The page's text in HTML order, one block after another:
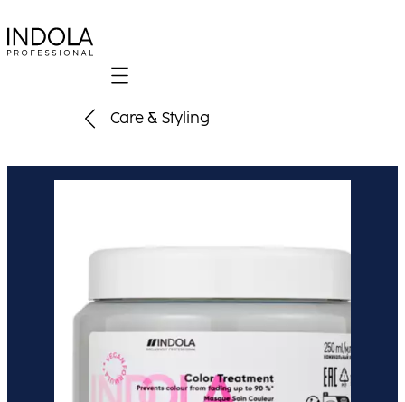
Mobile navigation
Care & Styling